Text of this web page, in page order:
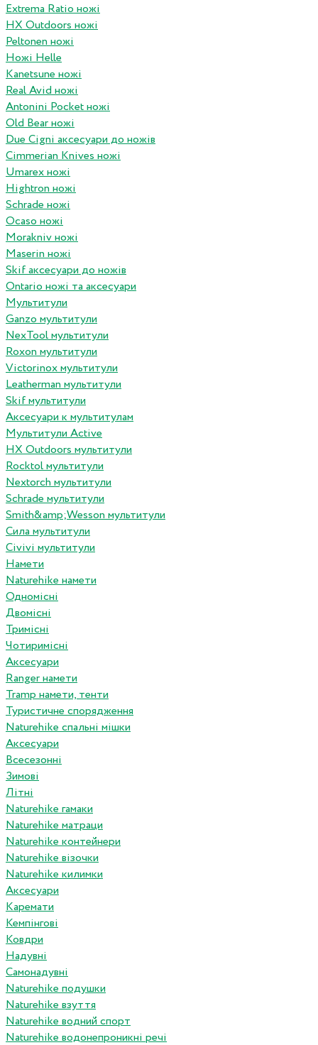
Extrema Ratio ножі
HX Outdoors ножі
Peltonen ножі
Ножі Helle
Kanetsune ножі
Real Avid ножі
Antonini Pocket ножі
Old Bear ножі
Due Cigni аксесуари до ножів
Cimmerian Knives ножі
Umarex ножі
Hightron ножі
Schrade ножі
Ocaso ножі
Morakniv ножі
Maserin ножі
Skif аксесуари до ножів
Ontario ножі та аксесуари
Мультитули
Ganzo мультитули
NexTool мультитули
Roxon мультитули
Victorinox мультитули
Leatherman мультитули
Skif мультитули
Аксесуари к мультитулам
Мультитули Active
HX Outdoors мультитули
Rocktol мультитули
Nextorch мультитули
Schrade мультитули
Smith&amp;Wesson мультитули
Сила мультитули
Civivi мультитули
Намети
Naturehike намети
Одномісні
Двомісні
Тримісні
Чотиримісні
Аксесуари
Ranger намети
Tramp намети, тенти
Туристичне спорядження
Naturehike спальні мішки
Аксесуари
Всесезонні
Зимові
Літні
Naturehike гамаки
Naturehike матраци
Naturehike контейнери
Naturehike візочки
Naturehike килимки
Аксесуари
Каремати
Кемпінгові
Ковдри
Надувні
Самонадувні
Naturehike подушки
Naturehike взуття
Naturehike водний спорт
Naturehike водонепроникні речі